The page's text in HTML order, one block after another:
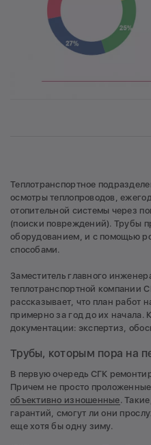
Теплотранспортное
осмотры теплопроводов,
отопительной системы через
(поиски повреждений). Трубы
оборудованием, и с помощью
способами.
Заместитель главного
теплотранспортной компании
рассказывает, что план работ
примерно за год до их начала.
документации: экспертиз,
Трубы, которым пора на
В первую очередь СГК
Причем не просто
объективно изношенные.
гарантий, смогут ли они
еще хотя бы одну зиму.